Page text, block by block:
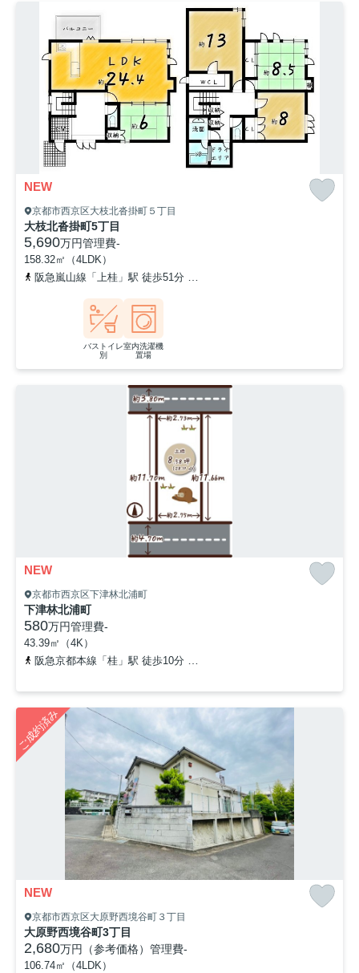
NEW
京都市西京区大枝北沓掛町５丁目
大枝北沓掛町5丁目
5,690万円管理費-
158.32㎡（4LDK）
阪急嵐山線「上桂」駅 徒歩51分
バストイレ
別
室内洗濯機
置場
NEW
京都市西京区下津林北浦町
下津林北浦町
580万円管理費-
43.39㎡（4K）
阪急京都本線「桂」駅 徒歩10分
ご成約済み
NEW
京都市西京区大原野西境谷町３丁目
大原野西境谷町3丁目
2,680万円（参考価格） 管理費-
106.74㎡（4LDK）